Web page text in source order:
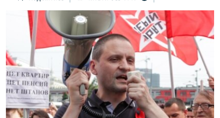
Перейти
пошуку
ПОГЛЯД
ІНТЕРВ'Ю
ВСЕ ЗА ДЕНЬ
СПЕЦПРОЕКТИ
ДЕПОРТАЦІЯ
ВІДЕОУРОКИ «ELIFBE»
ЯК ОБІЙТИ БЛОКУВАННЯ
Русский